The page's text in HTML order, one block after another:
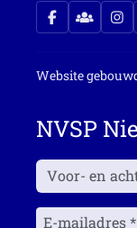
Website
NVSP